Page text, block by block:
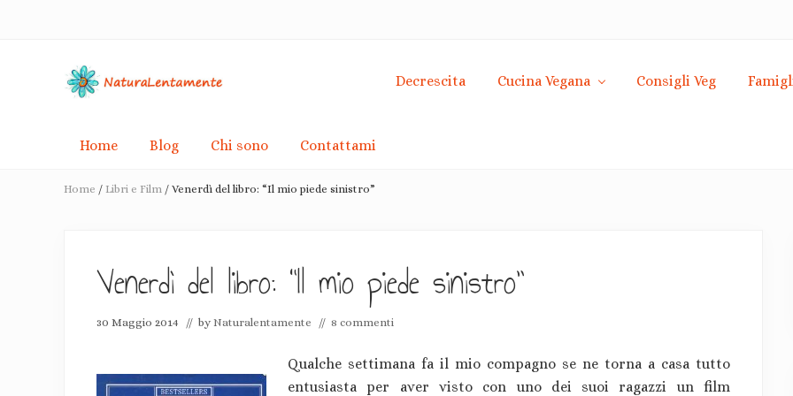
navigation
principale
crescita
consapevole
Decrescita Cucina Vegana Consigli Veg
Home Blog Chi sono Contattami
Home / Libri e Film / Venerdì del libro: “Il mio piede sinistro”
Venerdì del libro: “Il mio piede sinistro”
30 Maggio 2014 // by Naturalentamente // 8 commenti
Qualche settimana fa il mio compagno se ne torna a casa tutto
entusiasta per aver visto con uno dei suoi ragazzi un film